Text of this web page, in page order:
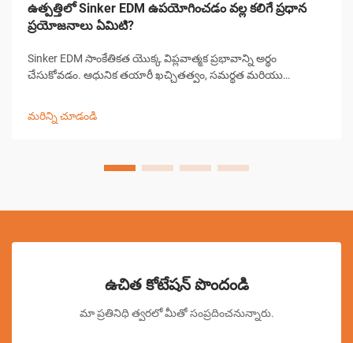
ఉత్పత్తిలో Sinker EDM ఉపయోగించడం వల్ల కలిగే ప్రధాన
ప్రయోజనాలు ఏమిటి?
Sinker EDM సాంకేతికత యొక్క విప్లవాత్మక ప్రభావాన్ని అర్థం
చేసుకోవడం. ఆధునిక తయారీ ఖచ్చితత్వం, సమర్థత మరియు
పిలుస్తారు, ఇది ఒక గ్రౌ...
మరిన్ని చూడండి
ఉచిత కోటేషన్ పొందండి
మా ప్రతినిధి త్వరలో మీతో సంప్రదించనున్నారు.